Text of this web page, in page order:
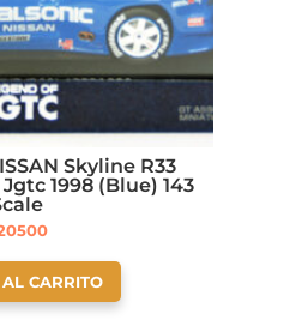
Skyline R33
1998 (Blue) 143
CARRITO